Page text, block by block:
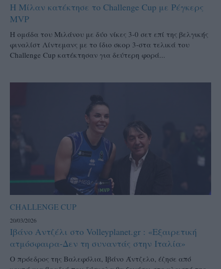
Η Μίλαν κατέκτησε το Challenge Cup με Ρέγκερς
MVP
Η ομάδα του Μιλάνου με δύο νίκες 3-0 σετ επί της βελγικής
φιναλίστ Λίντεμανς με το ίδιο σκορ 3-στα τελικά του
Challenge Cup κατέκτησαν για δεύτερη φορά...
CHALLENGE CUP
20/03/2026
Ιβάνο Αντζέλι στο Volleyplanet.gr : «Εξαιρετική
ατμόσφαιρα-Δεν τη συναντάς στην Ιταλία»
Ο πρόεδρος της Βαλεφόλια, Ιβάνο Άντζελο, έζησε από